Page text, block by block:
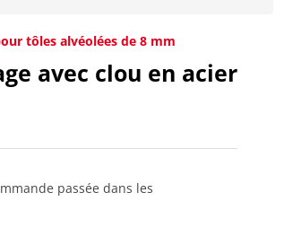
tôles alvéolées de 8 mm
avec clou en acier
passée dans les